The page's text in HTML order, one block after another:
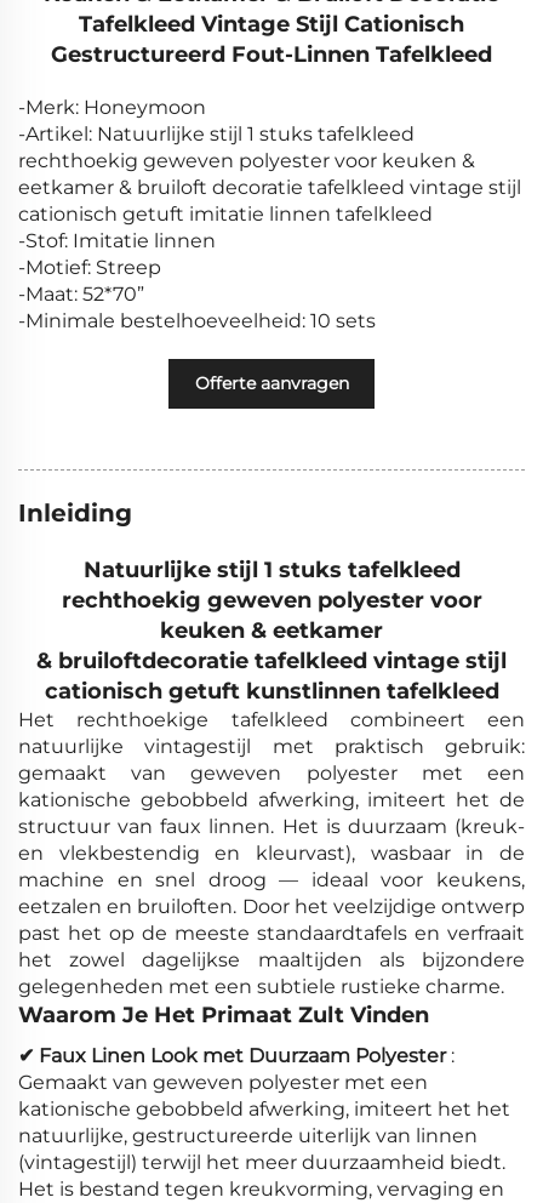
Tafelkleed Vintage Stijl Cationisch
Gestructureerd Fout-Linnen Tafelkleed
-Merk: Honeymoon
-Artikel: Natuurlijke stijl 1 stuks tafelkleed
rechthoekig geweven polyester voor keuken &
eetkamer & bruiloft decoratie tafelkleed vintage stijl
cationisch getuft imitatie linnen tafelkleed
-Stof: Imitatie linnen
-Motief: Streep
-Maat: 52*70”
-Minimale bestelhoeveelheid: 10 sets
Offerte aanvragen
Inleiding
Natuurlijke stijl 1 stuks tafelkleed
rechthoekig geweven polyester voor
keuken & eetkamer
& bruiloftdecoratie tafelkleed vintage stijl
cationisch getuft kunstlinnen tafelkleed
Het rechthoekige tafelkleed combineert een
natuurlijke vintagestijl met praktisch gebruik:
gemaakt van geweven polyester met een
kationische gebobbeld afwerking, imiteert het de
structuur van faux linnen. Het is duurzaam (kreuk-
en vlekbestendig en kleurvast), wasbaar in de
machine en snel droog — ideaal voor keukens,
eetzalen en bruiloften. Door het veelzijdige ontwerp
past het op de meeste standaardtafels en verfraait
het zowel dagelijkse maaltijden als bijzondere
gelegenheden met een subtiele rustieke charme.
Waarom Je Het Primaat Zult Vinden
✔ Faux Linen Look met Duurzaam Polyester :
Gemaakt van geweven polyester met een
kationische gebobbeld afwerking, imiteert het het
natuurlijke, gestructureerde uiterlijk van linnen
(vintagestijl) terwijl het meer duurzaamheid biedt.
Het is bestand tegen kreukvorming, vervaging en